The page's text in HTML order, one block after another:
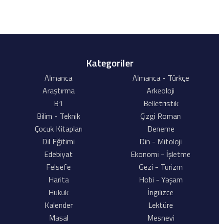
Kategoriler
Almanca
Almanca - Türkçe
Araştırma
Arkeoloji
B1
Belletristik
Bilim - Teknik
Çizgi Roman
Çocuk Kitapları
Deneme
Dil Eğitimi
Din - Mitoloji
Edebiyat
Ekonomi - İşletme
Felsefe
Gezi - Turizm
Harita
Hobi - Yaşam
Hukuk
İngilizce
Kalender
Lektüre
Masal
Mesnevi